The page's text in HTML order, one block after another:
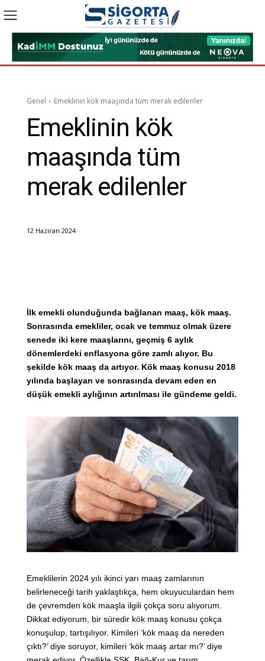
Genel Emeklinin kök maaşında tüm merak edilenler
Emeklinin kök
maaşında tüm
merak edilenler
12 Haziran 2024
İlk emekli olunduğunda bağlanan maaş, kök maaş.
Sonrasında emekliler, ocak ve temmuz olmak üzere
senede iki kere maaşlarını, geçmiş 6 aylık
dönemlerdeki enflasyona göre zamlı alıyor. Bu
şekilde kök maaş da artıyor. Kök maaş konusu 2018
yılında başlayan ve sonrasında devam eden en
düşük emekli aylığının artırılması ile gündeme geldi.
Emeklilerin 2024 yılı ikinci yarı maaş zamlarının
belirleneceği tarih yaklaştıkça, hem okuyuculardan hem
de çevremden kök maaşla ilgili çokça soru alıyorum.
Dikkat ediyorum, bir süredir kök maaş konusu çokça
konuşulup, tartışılıyor. Kimileri ‘kök maaş da nereden
çıktı?’ diye soruyor, kimileri ‘kök maaş artar mı?’ diye